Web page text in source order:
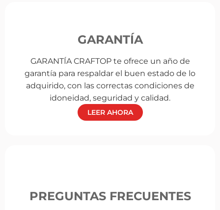
GARANTÍA
GARANTÍA CRAFTOP te ofrece un año de
garantía para respaldar el buen estado de lo
adquirido, con las correctas condiciones de
idoneidad, seguridad y calidad.
LEER AHORA
PREGUNTAS FRECUENTES